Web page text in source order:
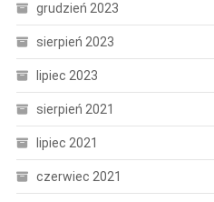
grudzień 2023
sierpień 2023
lipiec 2023
sierpień 2021
lipiec 2021
czerwiec 2021